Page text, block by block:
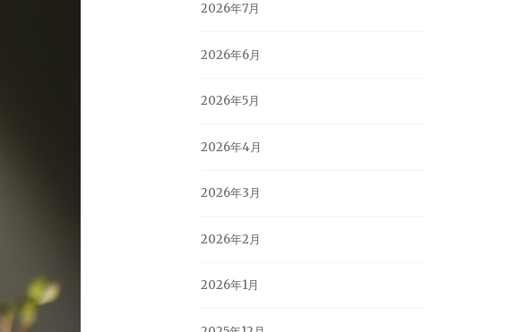
2026年7月
2026年6月
2026年5月
2026年4月
2026年3月
2026年2月
2026年1月